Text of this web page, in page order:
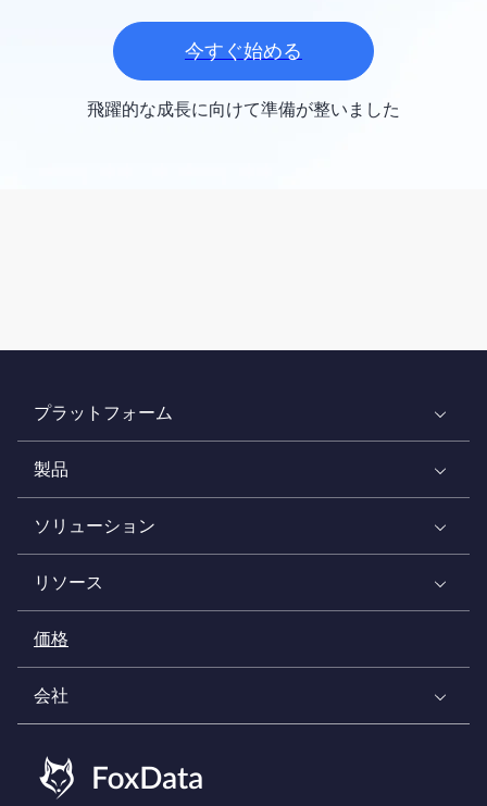
今すぐ始める
飛躍的な成長に向けて準備が整いました
プラットフォーム
製品
ソリューション
リソース
価格
会社